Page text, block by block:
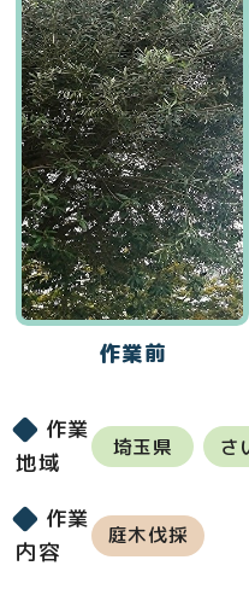
作業前
作業
地域
埼玉県 さ
作業
内容
庭木伐採